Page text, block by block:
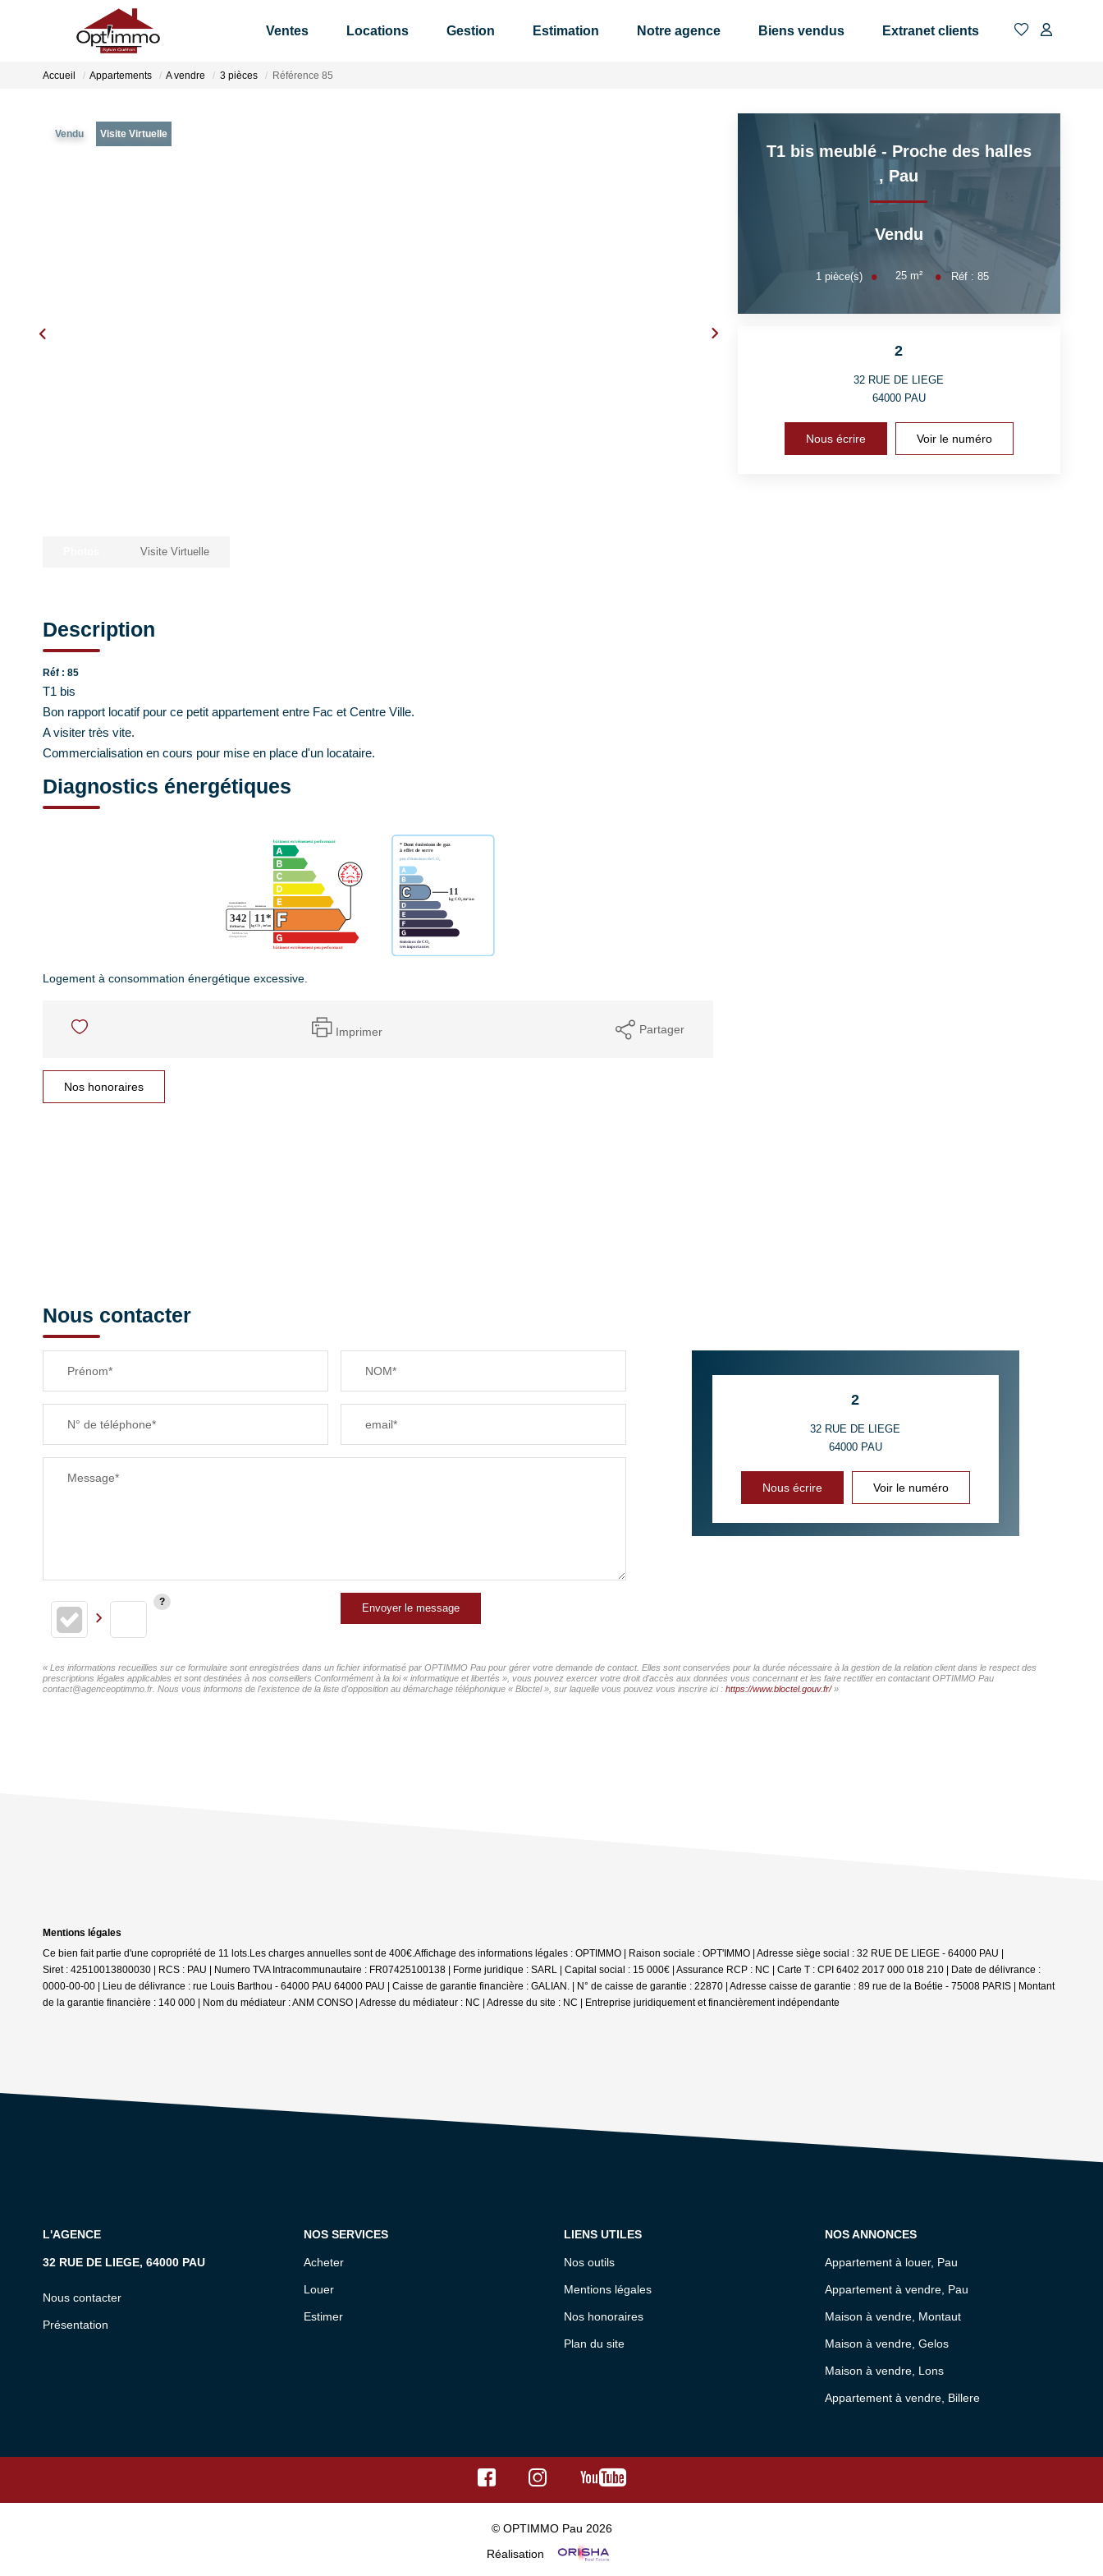
Ventes Locations Gestion Estimation Notre agence Biens vendus Extranet clients
Accueil Appartements A vendre 3 pièces Référence 85
Vendu Visite Virtuelle
Visite Virtuelle
Description
Réf : 85
T1 bis
Bon rapport locatif pour ce petit appartement entre Fac et Centre Ville.
A visiter très vite.
Commercialisation en cours pour mise en place d'un locataire.
Diagnostics énergétiques
Logement à consommation énergétique excessive.
Imprimer Partager
Nos honoraires
T1 bis meublé - Proche des halles
, Pau
Vendu
1 pièce(s) 25 m² Réf : 85
2
32 RUE DE LIEGE
64000 PAU
Nous écrire Voir le numéro
Nous contacter
Prénom* NOM*
N° de téléphone* email*
Message*
Envoyer le message
2
32 RUE DE LIEGE
64000 PAU
Nous écrire Voir le numéro
« Les informations recueillies sur ce formulaire sont enregistrées dans un fichier informatisé par OPTIMMO Pau pour gérer votre demande de contact. Elles sont conservées pour la durée nécessaire à la gestion de la relation client dans le respect des
prescriptions légales applicables et sont destinées à nos conseillers Conformément à la loi « informatique et libertés », vous pouvez exercer votre droit d'accès aux données vous concernant et les faire rectifier en contactant OPTIMMO Pau
contact@agenceoptimmo.fr. Nous vous informons de l'existence de la liste d'opposition au démarchage téléphonique « Bloctel », sur laquelle vous pouvez vous inscrire ici : https://www.bloctel.gouv.fr/»
Mentions légales
Ce bien fait partie d'une copropriété de 11 lots.Les charges annuelles sont de 400€.Affichage des informations légales : OPTIMMO | Raison sociale : OPT'IMMO | Adresse siège social : 32 RUE DE LIEGE - 64000 PAU |
Siret : 42510013800030 | RCS : PAU | Numero TVA Intracommunautaire : FR07425100138 | Forme juridique : SARL | Capital social : 15 000€ | Assurance RCP : NC | Carte T : CPI 6402 2017 000 018 210 | Date de délivrance :
0000-00-00 | Lieu de délivrance : rue Louis Barthou - 64000 PAU 64000 PAU | Caisse de garantie financière : GALIAN. | N° de caisse de garantie : 22870 | Adresse caisse de garantie : 89 rue de la Boétie - 75008 PARIS | Montant
de la garantie financière : 140 000 | Nom du médiateur : ANM CONSO | Adresse du médiateur : NC | Adresse du site : NC |
Entreprise juridiquement et financièrement indépendante
L'AGENCE
32 RUE DE LIEGE, 64000 PAU
Nous contacter
Présentation
NOS SERVICES
Acheter
Louer
Estimer
LIENS UTILES
Nos outils
Mentions légales
Nos honoraires
Plan du site
NOS ANNONCES
Appartement à louer, Pau
Appartement à vendre, Pau
Maison à vendre, Montaut
Maison à vendre, Gelos
Maison à vendre, Lons
Appartement à vendre, Billere
© OPTIMMO Pau 2026
Réalisation